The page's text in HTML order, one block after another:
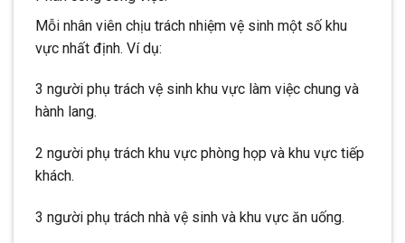
Mỗi nhân viên chịu trách nhiệm vệ sinh một số khu
vực nhất định. Ví dụ:
3 người phụ trách vệ sinh khu vực làm việc chung và
hành lang.
2 người phụ trách khu vực phòng họp và khu vực tiếp
khách.
3 người phụ trách nhà vệ sinh và khu vực ăn uống.